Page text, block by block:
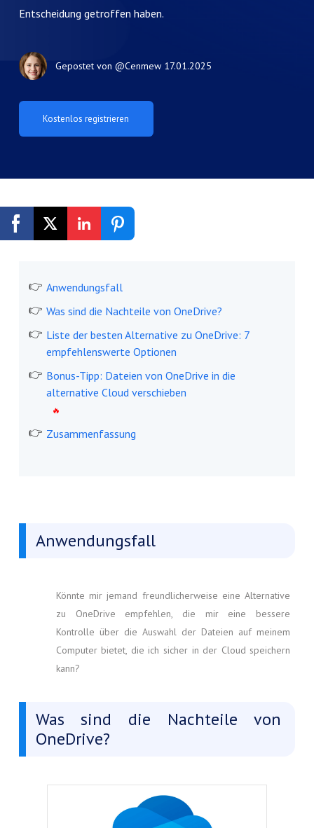
Entscheidung getroffen haben.
Gepostet von @Cenmew 17.01.2025
Anwendungsfall
Was sind die Nachteile von OneDrive?
Liste der besten Alternative zu OneDrive: 7
empfehlenswerte Optionen
Bonus-Tipp: Dateien von OneDrive in die
alternative Cloud verschieben
Zusammenfassung
Anwendungsfall
Könnte mir jemand freundlicherweise eine Alternative
zu OneDrive empfehlen, die mir eine bessere
Kontrolle über die Auswahl der Dateien auf meinem
Computer bietet, die ich sicher in der Cloud speichern
kann?
Was sind die Nachteile von
OneDrive?